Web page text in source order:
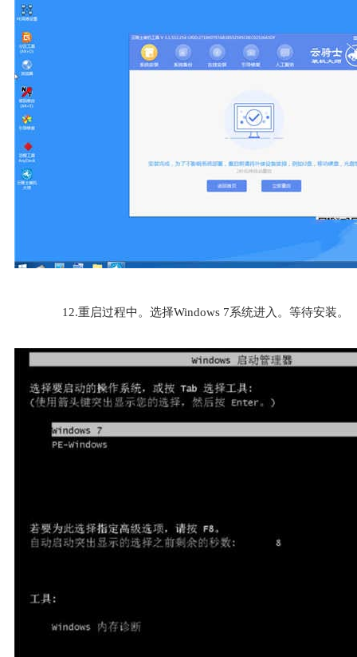
12.重启过程中。选择Windows 7系统进入。等待安装。